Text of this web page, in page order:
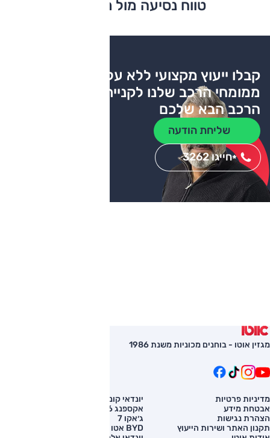
טווח נסיעה מול מתחרים
קבלו ייעוץ מקצועי ללא עלות
ממומחי הרכב שלנו לקניית
הרכב הבא שלכם
שליחת הודעה
חייגו 3262*
מגזין אוטו - בוחנים מכוניות משנת 1986
מדיניות פרטיות
אבטחת מידע
הצהרת נגישות
תקנון האתר ושירות הייעוץ
יונדאי קונה
אקספנג G6
ג׳אקו 7
BYD אטו 3